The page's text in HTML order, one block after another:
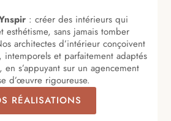
: créer des intérieurs qui
esthétisme, sans jamais tomber
architectes d’intérieur conçoivent
intemporels et parfaitement adaptés
s’appuyant sur un agencement
d’œuvre rigoureuse.
RÉALISATIONS